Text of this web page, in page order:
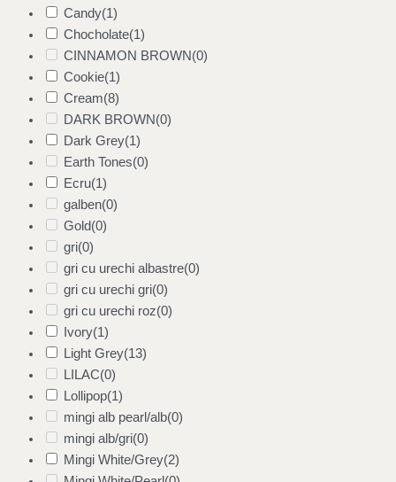
Candy(1)
Chocholate(1)
CINNAMON BROWN(0)
Cookie(1)
Cream(8)
DARK BROWN(0)
Dark Grey(1)
Earth Tones(0)
Ecru(1)
galben(0)
Gold(0)
gri(0)
gri cu urechi albastre(0)
gri cu urechi gri(0)
gri cu urechi roz(0)
Ivory(1)
Light Grey(13)
LILAC(0)
Lollipop(1)
mingi alb pearl/alb(0)
mingi alb/gri(0)
Mingi White/Grey(2)